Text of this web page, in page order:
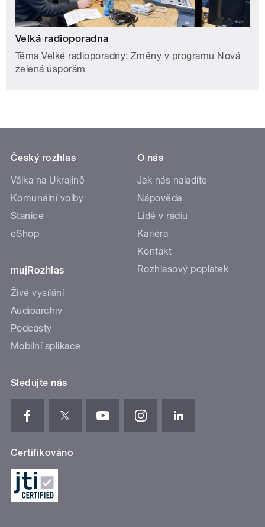
Velká radioporadna
Téma Velké radioporadny: Změny v programu Nová
zelená úsporám
Český rozhlas
Válka na Ukrajině
Komunální volby
Stanice
eShop
mujRozhlas
Živé vysílání
Audioarchiv
Podcasty
Mobilní aplikace
O nás
Jak nás naladíte
Nápověda
Lidé v rádiu
Kariéra
Kontakt
Rozhlasový poplatek
Sledujte nás
Certifikováno